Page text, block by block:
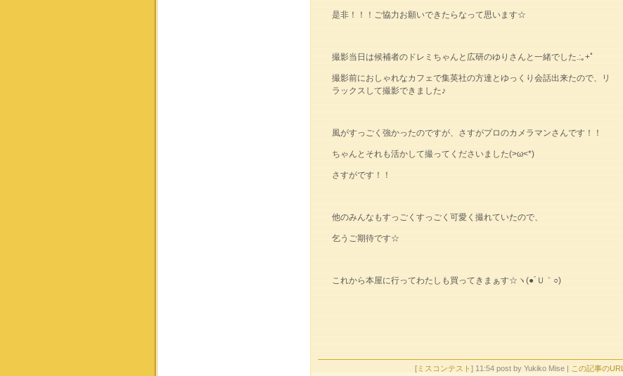
是非！！！ご協力お願いできたらなって思います☆
撮影当日は候補者のドレミちゃんと広研のゆりさんと一緒でした.:｡+ﾟ
撮影前におしゃれなカフェで集英社の方達とゆっくり会話出来たので、リ
ラックスして撮影できました♪
風がすっごく強かったのですが、さすがプロのカメラマンさんです！！
ちゃんとそれも活かして撮ってくださいました(>ω<*)
さすがです！！
他のみんなもすっごくすっごく可愛く撮れていたので、
乞うご期待です☆
これから本屋に行ってわたしも買ってきまぁす☆ヽ(●´Ｕ｀○)
[ ミスコンテスト ] 11:54 post by Yukiko Mise | この記事のURL